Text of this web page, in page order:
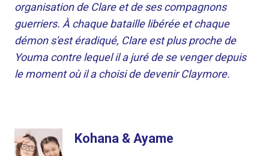
organisation de Clare et de ses compagnons
guerriers. À chaque bataille libérée et chaque
démon s'est éradiqué, Clare est plus proche de
Youma contre lequel il a juré de se venger depuis
le moment où il a choisi de devenir Claymore.
Kohana & Ayame